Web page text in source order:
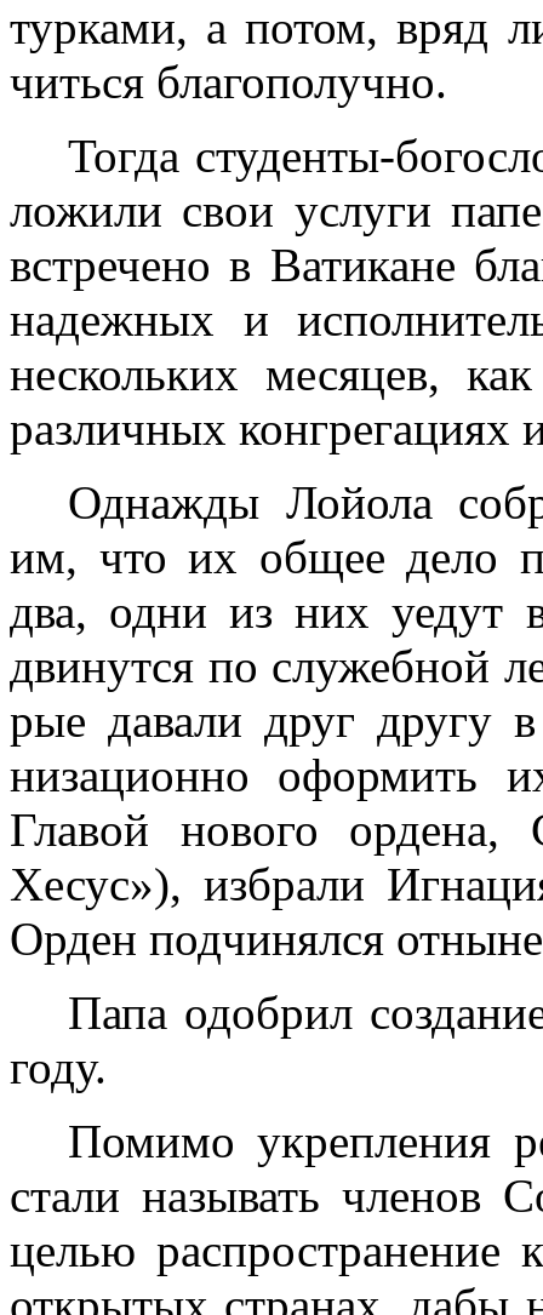
турками, а потом, вряд
читься благополучно.
Тогда студенты-
ложили свои услуги
встречено в Ватикане
надежных и
нескольких месяцев,
различных конгрегациях
Однажды Лойола
им, что их общее дело
два, одни из них уедут
двинутся по служебной
рые давали друг другу
низационно оформить
Главой нового
Хесус»), избрали
Орден подчинялся
Папа одобрил
году.
Помимо укрепления
стали называть членов
целью распространение